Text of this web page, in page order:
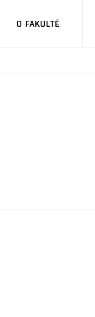
O FAKULTĚ